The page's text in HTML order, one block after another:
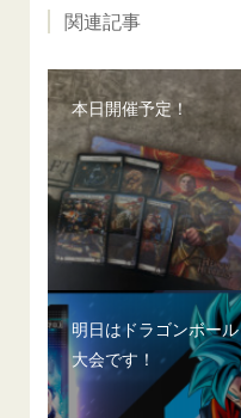
関連記事
本日開催予定！
明日はドラゴンボール
大会です！